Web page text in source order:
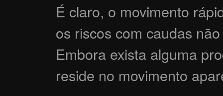
É claro, o movimento
os riscos com caudas
Embora exista alguma
reside no movimento